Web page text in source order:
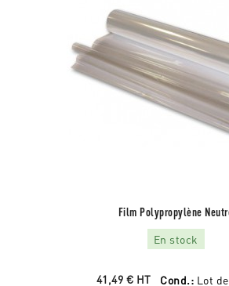
Film Polypropylène
En stock
41,49 € HT Cond.: Lot